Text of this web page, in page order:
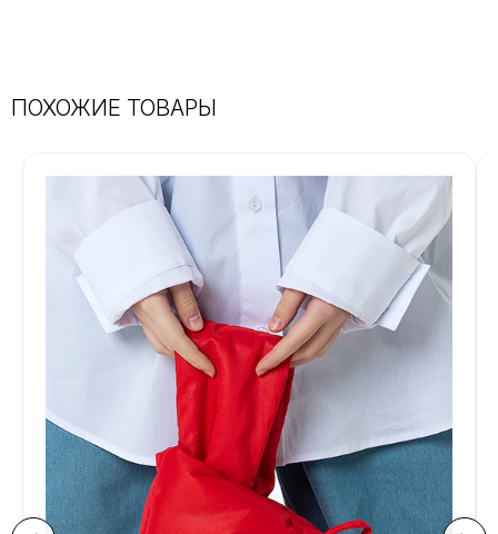
ПОХОЖИЕ ТОВАРЫ